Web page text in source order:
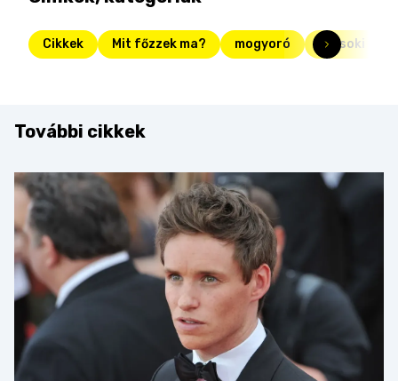
Cikkek Mit főzzek ma? mogyoró étcsoki
További cikkek